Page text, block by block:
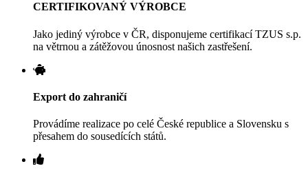
CERTIFIKOVANÝ VÝROBCE
Jako jediný výrobce v ČR, disponujeme certifikací TZUS s.p.
na větrnou a zátěžovou únosnost našich zastřešení.
Export do zahraničí
Provádíme realizace po celé České republice a Slovensku s
přesahem do sousedících států.